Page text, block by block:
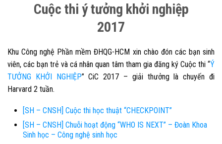
Cuộc thi ý tưởng khởi nghiệp
2017
Khu Công nghệ Phần mềm ĐHQG-HCM xin chào đón các bạn sinh
viên, các bạn trẻ và cá nhân quan tâm tham gia đăng ký Cuộc thi “Ý
TƯỞNG KHỞI NGHIỆP” CiC 2017 – giải thưởng là chuyến đi
Harvard 2 tuần.
[SH – CNSH] Cuộc thi học thuật “CHECKPOINT”
[SH – CNSH] Chuỗi hoạt động “WHO IS NEXT” – Đoàn Khoa
Sinh học – Công nghệ sinh học